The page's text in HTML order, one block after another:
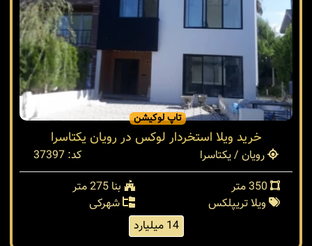
تاپ لوکیشن
خرید ویلا استخردار لوکس در رویان یکتاسرا
رویان / یکتاسرا
کد: 37397
بنا 275 متر
ویلا تریپلکس
شهرکی
14 میلیارد